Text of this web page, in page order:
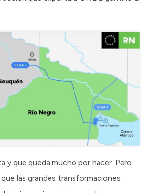
y que queda mucho por hacer. Pero
las grandes transformaciones